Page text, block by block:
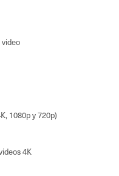
1080p y 720p)
4K